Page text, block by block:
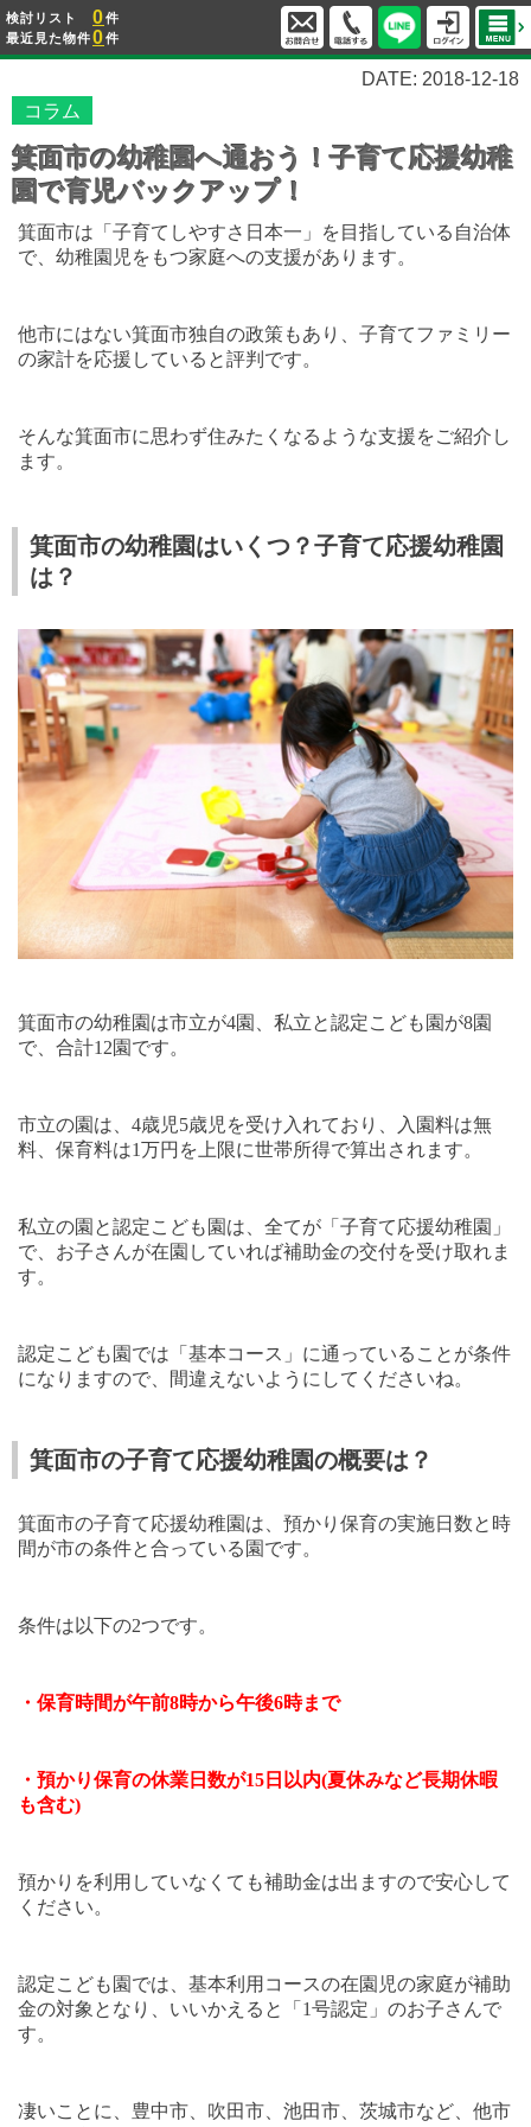
検討リスト 0件
最近見た物件0件
DATE: 2018-12-18
コラム
箕面市の幼稚園へ通おう！子育て応援幼稚
園で育児バックアップ！
箕面市は「子育てしやすさ日本一」を目指している自治体
で、幼稚園児をもつ家庭への支援があります。
他市にはない箕面市独自の政策もあり、子育てファミリー
の家計を応援していると評判です。
そんな箕面市に思わず住みたくなるような支援をご紹介し
ます。
箕面市の幼稚園はいくつ？子育て応援幼稚園
は？
箕面市の幼稚園は市立が4園、私立と認定こども園が8園
で、合計12園です。
市立の園は、 4歳児5歳児を受け入れており、入園料は無
料、保育料は1万円を上限に世帯所得で算出されます。
私立の園と認定こども園は、全てが「子育て応援幼稚園」
で、お子さんが在園していれば補助金の交付を受け取れま
す。
認定こども園では「基本コース」に通っていることが条件
になりますので、間違えないようにしてくださいね。
箕面市の子育て応援幼稚園の概要は？
箕面市の子育て応援幼稚園は、預かり保育の実施日数と時
間が市の条件と合っている園です。
条件は以下の2つです。
・保育時間が午前8時から午後6時まで
・預かり保育の休業日数が15 日以内(夏休みなど長期休暇
も含む)
預かりを利用していなくても補助金は出ますので安心して
ください。
認定こども園では、基本利用コースの在園児の家庭が補助
金の対象となり、いいかえると「 1号認定」のお子さんで
す。
凄いことに、豊中市、吹田市、池田市、茨城市など、他市